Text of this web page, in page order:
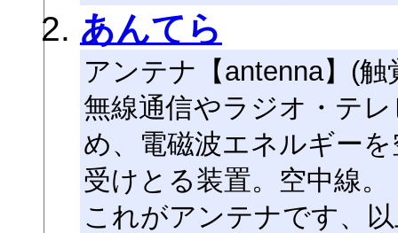
あんてら
アンテナ【antenna】(触
無線通信やラジオ・テ
め、電磁波エネルギー
受けとる装置。空中線。
これがアンテナです、